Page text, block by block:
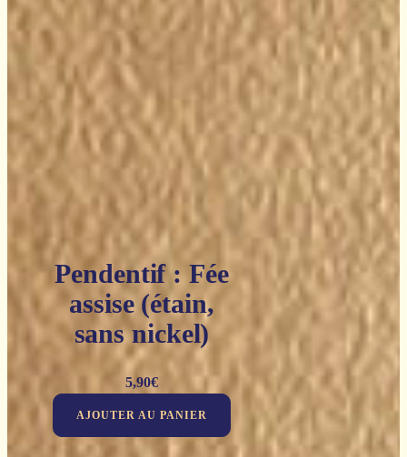
Pendentif : Fée
assise (étain,
sans nickel)
5,90€
AJOUTER AU PANIER